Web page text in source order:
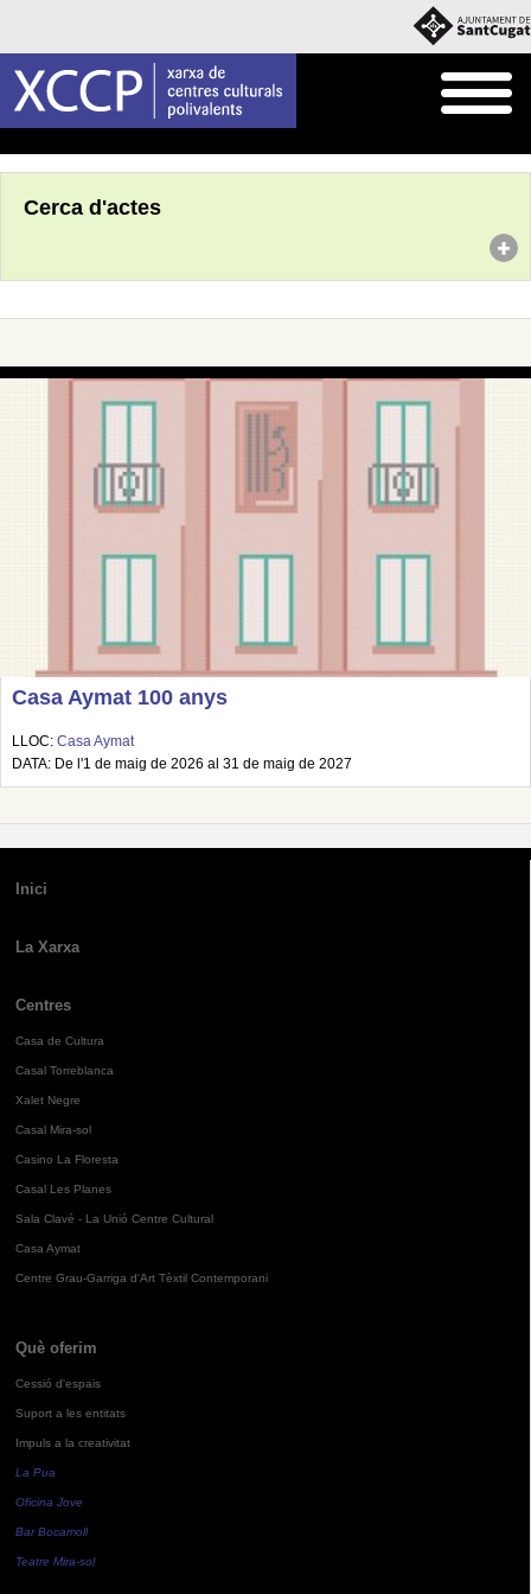
Cerca d'actes
Casa Aymat 100 anys
LLOC: Casa Aymat
DATA: De l'1 de maig de 2026 al 31 de maig de 2027
Inici
La Xarxa
Centres
Casa de Cultura
Casal Torreblanca
Xalet Negre
Casal Mira-sol
Casino La Floresta
Casal Les Planes
Sala Clavé - La Unió Centre Cultural
Casa Aymat
Centre Grau-Garriga d'Art Tèxtil Contemporani
Què oferim
Cessió d'espais
Suport a les entitats
Impuls a la creativitat
La Pua
Oficina Jove
Bar Bocamoll
Teatre Mira-sol